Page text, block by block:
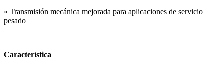
» Transmisión mecánica mejorada para aplicaciones de servicio
pesado
Característica